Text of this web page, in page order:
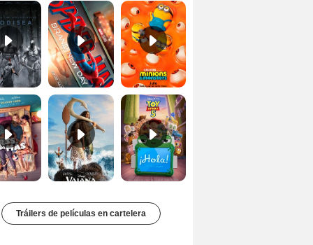
Tres de más Tráiler Vaiana Tráiler (2) Toy Story 5 Tráiler
Tráilers de películas en cartelera